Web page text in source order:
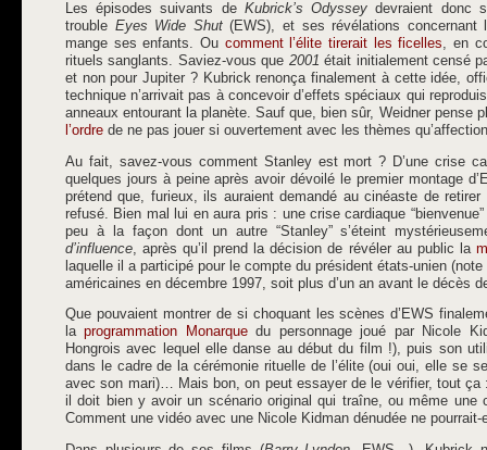
Les épisodes suivants de Kubrick’s Odyssey devraient donc
trouble Eyes Wide Shut(EWS), et ses révélations
mange ses enfants. Ou comment l’élite tirerait les ficelles, en
rituels sanglants. Saviez-vous que 2001était initialement censé
et non pour Jupiter ? Kubrick renonça finalement à cette idée,
technique n’arrivait pas à concevoir d’effets spéciaux qui
anneaux entourant la planète. Sauf que, bien sûr, Weidner pense
l’ordre de ne pas jouer si ouvertement avec les thèmes
Au fait, savez-vous comment Stanley est mort ? D’une crise
quelques jours à peine après avoir dévoilé le premier montage
prétend que, furieux, ils auraient demandé au cinéaste de
refusé. Bien mal lui en aura pris : une crise cardiaque
peu à la façon dont un autre “Stanley” s’éteint
d’influence , après qu’il prend la décision de révéler au public la
laquelle il a participé pour le compte du président états-unien
américaines en décembre 1997, soit plus d’un an avant le décès
Que pouvaient montrer de si choquant les scènes d’EWS
laprogrammation Monarque du personnage joué par Nicole
Hongrois avec lequel elle danse au début du film !), puis son
dans le cadre de la cérémonie rituelle de l’élite (oui oui, elle se
avec son mari)… Mais bon, on peut essayer de le vérifier, tout
il doit bien y avoir un scénario original qui traîne, ou même une
Comment une vidéo avec une Nicole Kidman dénudée ne